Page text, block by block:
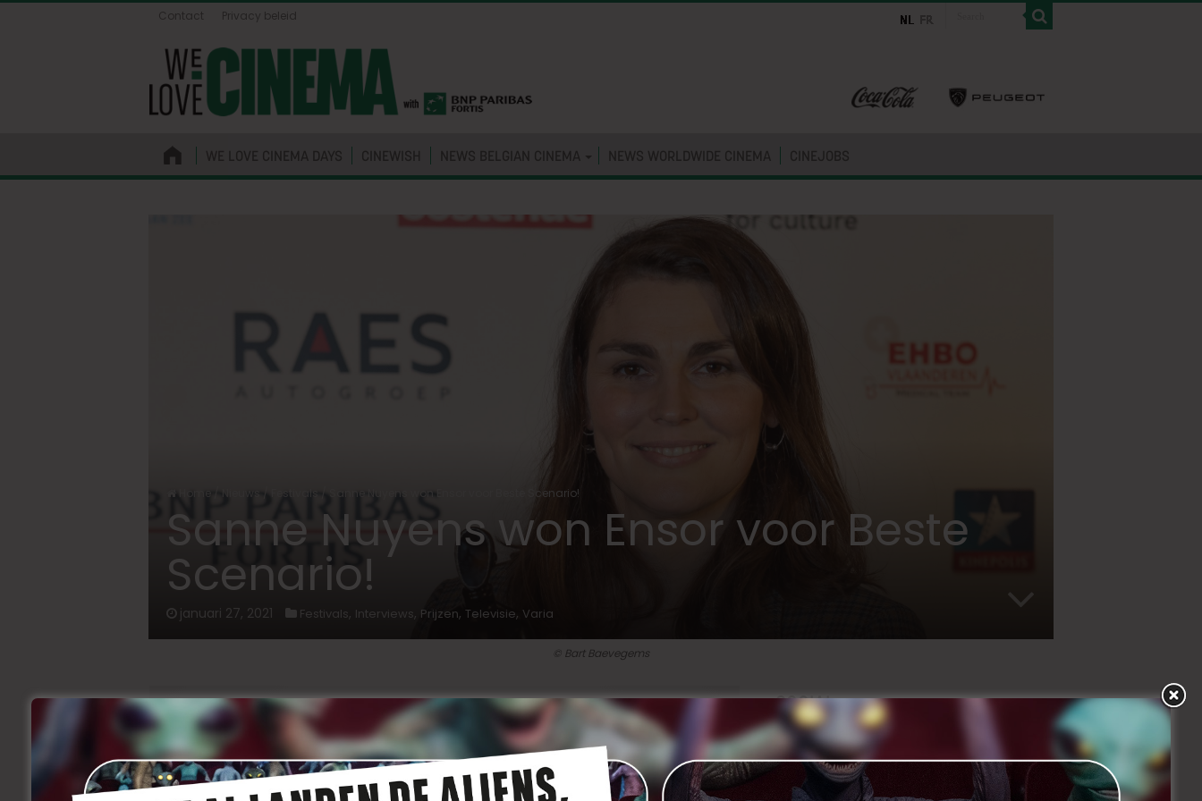
Contact Privacy beleid
WE LOVE CINEMA DAYS CINEWISH NEWS BELGIAN CINEMA NEWS WORLDWIDE CINEMA CINEJOBS
Home Nieuws / Festivals / Sanne Nuyens won Ensor voor Beste Scenario!
Sanne Nuyens won Ensor voor Beste
Scenario!
januari 27, 2021 Festivals, Interviews, Prijzen, Televisie, Varia
© Bart Baevegems
Zaterdagavond werden in Oostende De Ensors uitgereikt,
kreeg er zeven.
Voor Televisie was
De Twaalf,de Eyeworks productie van regisseur Wouter Bouvijn, de grote
winnaar op De Ensors. De fictiereeks won er zeven: Beste TV-Serie, Beste Regie, Beste
Montage, Beste Sound Design, Beste Acteur (
Josse De Pauw), Beste Actrice (Maaike
Cafmeyer) en Beste Scenario.
SOCIAL